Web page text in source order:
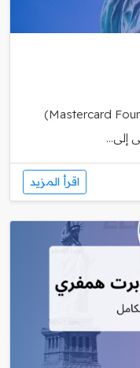
تعد منح مؤسسة ماستر كارد (Mastercard Foundation)
إلى...
اقرأ المزيد